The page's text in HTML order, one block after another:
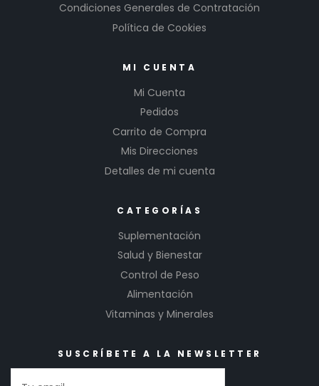
Condiciones Generales de Contratación
Política de Cookies
MI CUENTA
Mi Cuenta
Pedidos
Carrito de Compra
Mis Direcciones
Detalles de mi cuenta
CATEGORÍAS
Suplementación
Salud y Bienestar
Control de Peso
Alimentación
Vitaminas y Minerales
SUSCRÍBETE A LA NEWSLETTER